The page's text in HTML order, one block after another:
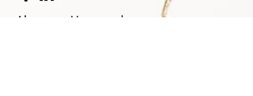
Algemene Voorwaarden